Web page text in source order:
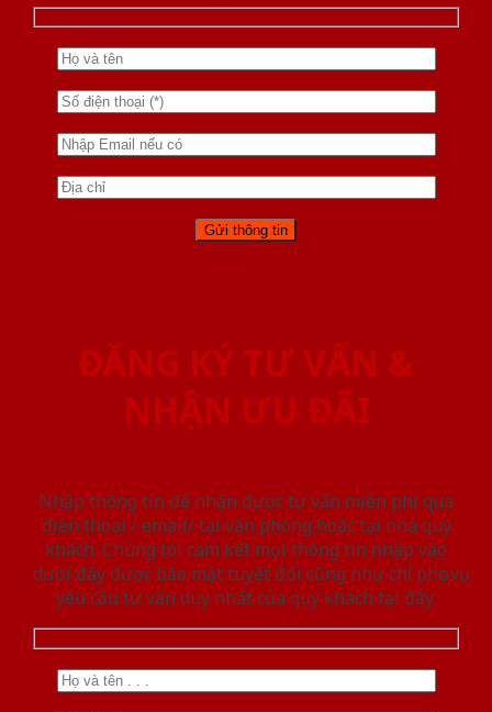
ĐĂNG KÝ TƯ VẤN &
NHẬN ƯU ĐÃI
Nhập thông tin để nhận được tư vấn miễn phí qua
điện thoại / email/ tại văn phòng hoặc tại nhà quý
khách. Chúng tôi cam kết mọi thông tin nhập vào
dưới đây được bảo mật tuyệt đối cũng như chỉ phục vụ
yêu cầu tư vấn duy nhất của quý khách tại đây.